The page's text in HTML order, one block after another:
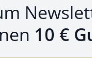
10 €